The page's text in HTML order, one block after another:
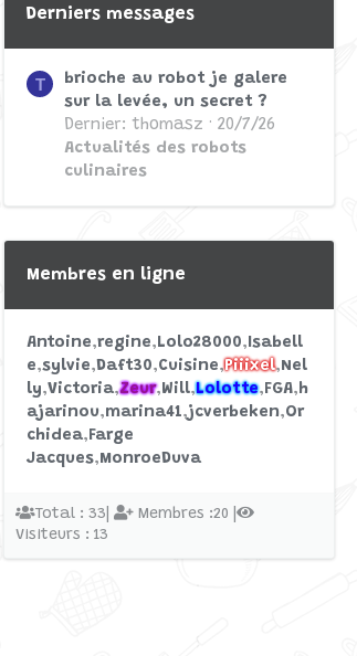
Derniers messages
T
brioche au robot je galere
sur la levée, un secret ?
Dernier: thomasz
20/7/26
Actualités des robots
culinaires
Membres en ligne
Antoine regine Lolo28000 Isabell
e sylvie Daft30 Cuisine Piiixel Nel
ly Victoria Zeur Will Lolotte FGA h
ajarinou marina41 jcverbeken Or
chidea Farge
Jacques MonroeDuva
Total : 33|
Membres :20 |
Visiteurs : 13